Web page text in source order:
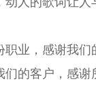
业，感谢我们
的客户，感谢